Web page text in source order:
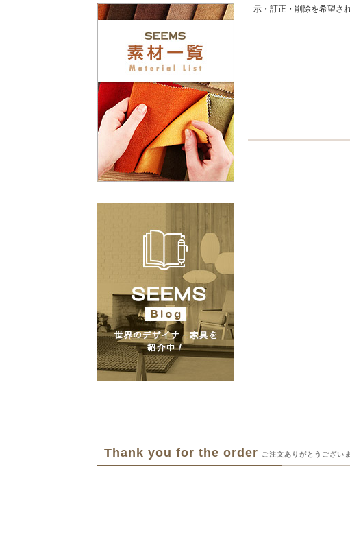
示・訂正・削除を希望さ
Thank you for the order ご注文ありがとうござい